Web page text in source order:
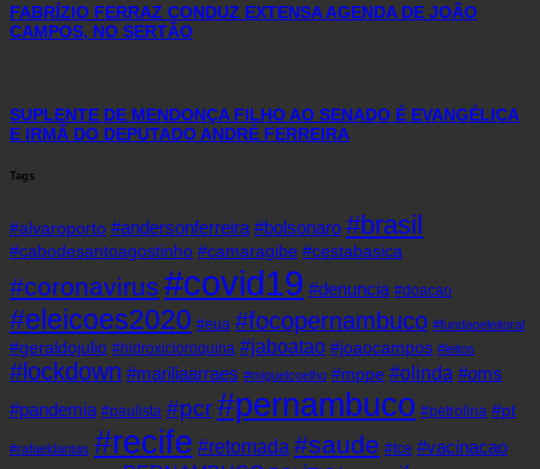
FABRÍZIO FERRAZ CONDUZ EXTENSA AGENDA DE JOÃO
CAMPOS, NO SERTÃO
SUPLENTE DE MENDONÇA FILHO AO SENADO É EVANGÉLICA
E IRMÃ DO DEPUTADO ANDRÉ FERREIRA
Tags
#alvaroporto #andersonferreira #bolsonaro #brasil
#cabodesantoagostinho #camaragibe #cestabasica
#coronavirus #covid19 #denuncia #doacao
#eleicoes2020 #eua #focopernambuco #fundaoeleitoral
#geraldojulio #hidroxicloroquina #jaboatao #joaocampos #leitos
#lockdown #mariliaarraes #miguelcoelho #mppe #olinda #oms
#pandemia #paulista #pcr#pernambuco #petrolina #pt
#rafaeldantas #recife #retomada #saude #tce #vacinacao